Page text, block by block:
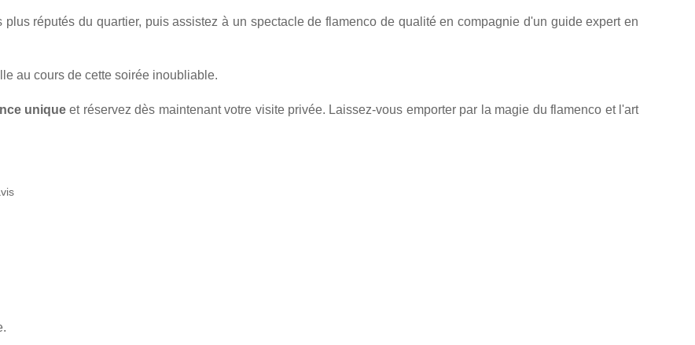
réputés du quartier, puis assistez à un spectacle de flamenco de qualité en compagnie d'un guide expert en
au cours de cette soirée inoubliable.
uniqueet réservez dès maintenant votre visite privée. Laissez-vous emporter par la magie du flamenco et l'art